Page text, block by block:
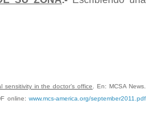
sensitivity in the doctor’s office
. En: MCSA News.
online: www.mcs-america.org/september2011.pdf